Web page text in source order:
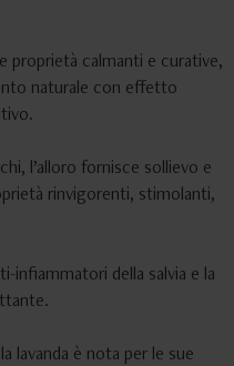
proprietà calmanti e curative,
naturale con effetto
l’alloro fornisce sollievo e
rinvigorenti, stimolanti,
infiammatori della salvia e la
lavanda è nota per le sue